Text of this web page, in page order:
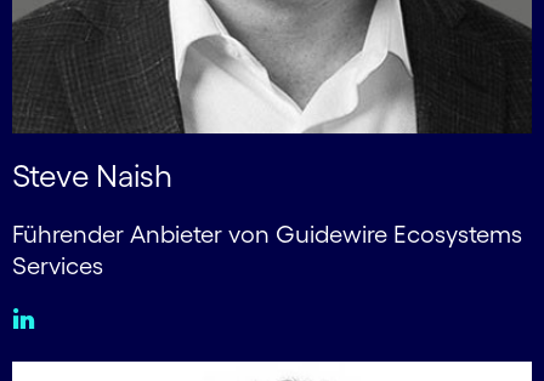
Steve Naish
Führender Anbieter von Guidewire Ecosystems
Services